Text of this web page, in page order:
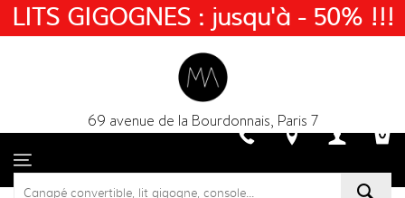
69 avenue de la Bourdonnais, Paris 7
LITS GIGOGNES : jusqu'à - 50% !!!